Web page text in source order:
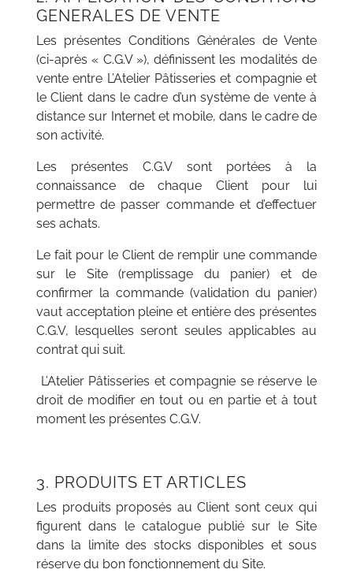
GENERALES DE VENTE
Les présentes Conditions Générales de Vente
(ci-après « C.G.V »), définissent les modalités de
vente entre L’Atelier Pâtisseries et compagnie et
le Client dans le cadre d’un système de vente à
distance sur Internet et mobile, dans le cadre de
son activité.
Les présentes C.G.V sont portées à la
connaissance de chaque Client pour lui
permettre de passer commande et d’effectuer
ses achats.
Le fait pour le Client de remplir une commande
sur le Site (remplissage du panier) et de
confirmer la commande (validation du panier)
vaut acceptation pleine et entière des présentes
C.G.V, lesquelles seront seules applicables au
contrat qui suit.
L’Atelier Pâtisseries et compagnie se réserve le
droit de modifier en tout ou en partie et à tout
moment les présentes C.G.V.
3. PRODUITS ET ARTICLES
Les produits proposés au Client sont ceux qui
figurent dans le catalogue publié sur le Site
dans la limite des stocks disponibles et sous
réserve du bon fonctionnement du Site.